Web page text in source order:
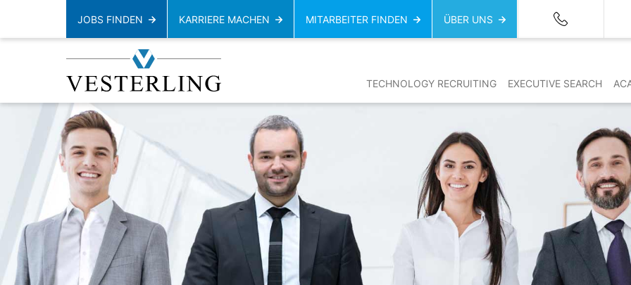
JOBS FINDEN KARRIERE MACHEN MITARBEITER FINDEN ÜBER UNS
TECHNOLOGY RECRUITING EXECUTIVE SEARCH